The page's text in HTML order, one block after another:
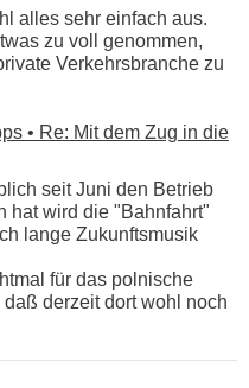
alles sehr einfach aus.
zu voll genommen,
Verkehrsbranche zu
• Re: Mit dem Zug in die
seit Juni den Betrieb
hat wird die "Bahnfahrt"
lange Zukunftsmusik
für das polnische
derzeit dort wohl noch